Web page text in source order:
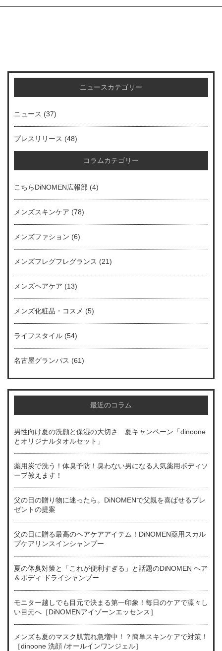
ニュースカテゴリー
ニュース (37)
プレスリリース (48)
コラムカテゴリー
こちらDiNOMEN広報部 (4)
メンズスキンケア (78)
メンズファション (6)
メンズフレグフレグランス (21)
メンズヘアケア (13)
メンズ化粧品・コスメ (5)
ライフスタイル (54)
名古屋グランパス (61)
最近のコラム
男性向け夏の洗顔と保湿の大切さ 夏キャンペーン「dinoone
とオリジナルタオルセット」
薬用炭で洗う！体臭予防！臭わない男になる人気薬用ボディソ
ープ教えます！
父の日の贈り物に迷ったら。DiNOMENで父親を喜ばせるプレ
ゼントの提案
父の日に贈る最高のヘアケアアイテム！DiNOMEN薬用スカル
プケアリンスインシャンプー
夏の体臭対策と「これが便利すぎる」と話題のDiNOMEN ヘア
＆ボディ ドライシャンプー
モニター越しでも目元で決まる第一印象！毎日のケアで凛々し
い目元へ［DiNOMENアイゾーンエッセンス］
メンズも夏のマスク肌荒れ急増中！？簡単スキンケアで対策！
［dinoone 洗顔 /オールインワンジェル］